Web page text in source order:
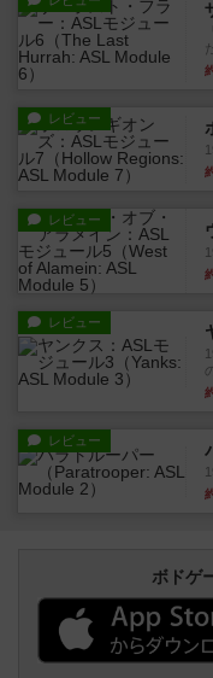
レビュー
レビュー
レビュー
レビュー
ボドゲ